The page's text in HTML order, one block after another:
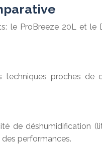
ProBreeze 20L et le
proches
de déshumidification
performances.